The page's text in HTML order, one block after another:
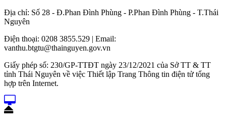
Địa chỉ: Số 28 - Đ.Phan Đình Phùng - P.Phan Đình Phùng - T.Thái
Nguyên
Điện thoại: 0208 3855.529 | Email:
vanthu.btgtu@thainguyen.gov.vn
Giấy phép số: 230/GP-TTĐT ngày 23/12/2021 của Sở TT & TT
tỉnh Thái Nguyên về việc Thiết lập Trang Thông tin điện tử tổng
hợp trên Internet.